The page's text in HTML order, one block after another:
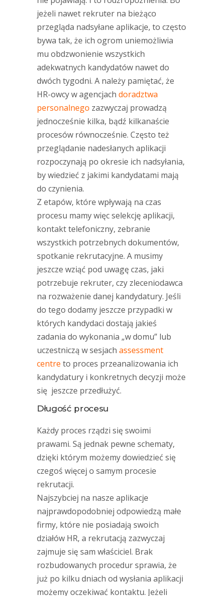
jeżeli nawet rekruter na bieżąco
przegląda nadsyłane aplikacje, to często
bywa tak, że ich ogrom uniemożliwia
mu obdzwonienie wszystkich
adekwatnych kandydatów nawet do
dwóch tygodni. A należy pamiętać, że
HR-owcy w agencjach doradztwa
personalnego zazwyczaj prowadzą
jednocześnie kilka, bądź kilkanaście
procesów równocześnie. Często też
przeglądanie nadesłanych aplikacji
rozpoczynają po okresie ich nadsyłania,
by wiedzieć z jakimi kandydatami mają
do czynienia.
Z etapów, które wpływają na czas
procesu mamy więc selekcję aplikacji,
kontakt telefoniczny, zebranie
wszystkich potrzebnych dokumentów,
spotkanie rekrutacyjne. A musimy
jeszcze wziąć pod uwagę czas, jaki
potrzebuje rekruter, czy zleceniodawca
na rozważenie danej kandydatury. Jeśli
do tego dodamy jeszcze przypadki w
których kandydaci dostają jakieś
zadania do wykonania „w domu” lub
uczestniczą w sesjach assessment
centre to proces przeanalizowania ich
kandydatury i konkretnych decyzji może
się jeszcze przedłużyć.
Długość procesu
Każdy proces rządzi się swoimi
prawami. Są jednak pewne schematy,
dzięki którym możemy dowiedzieć się
czegoś więcej o samym procesie
rekrutacji.
Najszybciej na nasze aplikacje
najprawdopodobniej odpowiedzą małe
firmy, które nie posiadają swoich
działów HR, a rekrutacją zazwyczaj
zajmuje się sam właściciel. Brak
rozbudowanych procedur sprawia, że
już po kilku dniach od wysłania aplikacji
możemy oczekiwać kontaktu. Jeżeli